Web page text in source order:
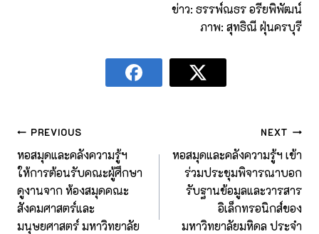
ข่าว: ธรรพ์ณธร อรียพิพัฒน์
ภาพ: สุทธิณี ฝุ่นครบุรี
PREVIOUS
หอสมุดและคลังความรู้ฯ
ให้การต้อนรับคณะผู้ศึกษา
ดูงานจาก ห้องสมุดคณะ
สังคมศาสตร์และ
มนุษยศาสตร์ มหาวิทยาลัย
NEXT
หอสมุดและคลังความรู้ฯ เข้า
ร่วมประชุมพิจารณาบอก
รับฐานข้อมูลและวารสาร
อิเล็กทรอนิกส์ของ
มหาวิทยาลัยมหิดล ประจำ